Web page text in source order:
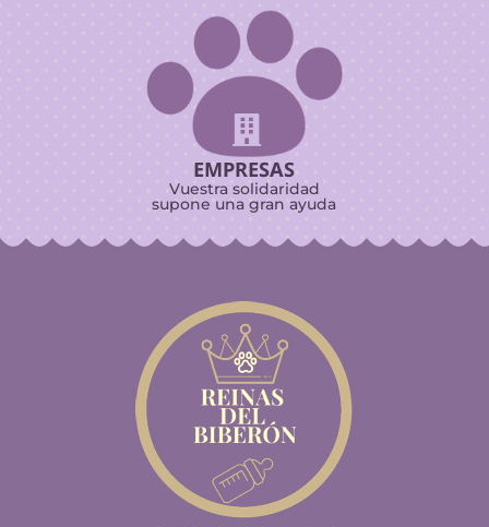

EMPRESAS
Vuestra solidaridad
supone una gran ayuda